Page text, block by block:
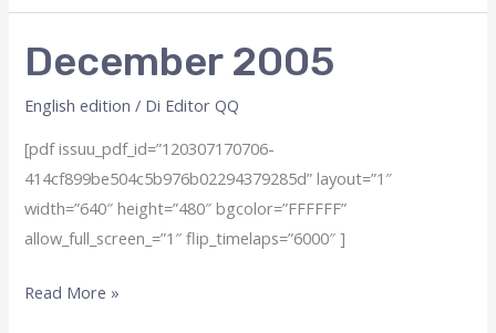
December 2005
English edition / Di Editor QQ
[pdf issuu_pdf_id=”120307170706-
414cf899be504c5b976b02294379285d” layout=”1″
width=”640″ height=”480″ bgcolor=”FFFFFF”
allow_full_screen_=”1″ flip_timelaps=”6000″ ]
December
Read More »